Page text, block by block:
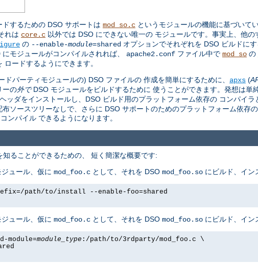
するための DSO サポートは mod_so.c というモジュールの機能に基づいて
れは core.c 以外では DSO にできない唯一の モジュールです。事実上、他
の --enable-module=shared オプションでそれぞれを DSO ビルドに
モジュールがコンパイルされれば、 apache2.conf ファイル中で mod_so の
ードするようにできます。
パーティモジュールの) DSO ファイルの 作成を簡単にするために、 apxs (
ーの外でDSO モジュールをビルドするために 使うことができます。発想は単
ッダをインストールし、DSO ビルド用のプラットフォーム依存の コンパイラ
ソースツリーなしで、さらに DSO サポートのためのプラットフォーム依存
ンパイル できるようになります。
ることができるための、 短く簡潔な概要です:
ュール、仮に mod_foo.c として、それを DSO mod_foo.so にビルド、イン
path/to/install --enable-foo=shared
ュール、仮に mod_foo.c として、それを DSO mod_foo.so にビルド、イン
module_type :/path/to/3rdparty/mod_foo.c \